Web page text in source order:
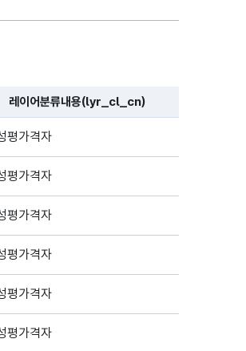
레이어분류내용(lyr_cl_cn)
평가격자
평가격자
평가격자
평가격자
평가격자
평가격자